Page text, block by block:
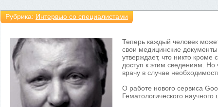
Рубрика: Интервью со специалистами
Теперь каждый человек
свои медицинские
утверждает, что никто кроме
доступ к этим сведениям. Но
врачу в случае
О работe нового сервиса
Гематологического